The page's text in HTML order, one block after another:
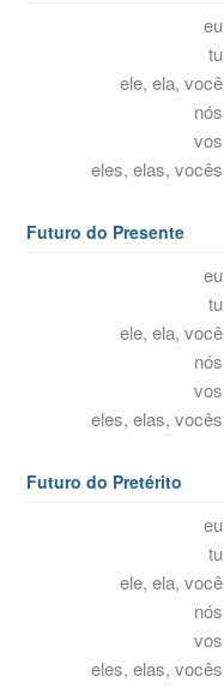
eu
tu
ele, ela, você
nós
vos
eles, elas, vocês
Futuro do Presente
eu
tu
ele, ela, você
nós
vos
eles, elas, vocês
Futuro do Pretérito
eu
tu
ele, ela, você
nós
vos
eles, elas, vocês